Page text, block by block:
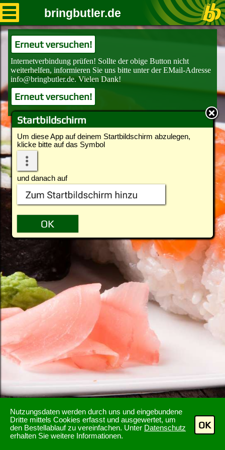
Nutzungsdaten werden durch uns und eingebundene
Dritte mittels Cookies erfasst und ausgewertet, um
den Bestellablauf zu vereinfachen. Unter Datenschutz
erhalten Sie weitere Informationen.
OK
Startbildschirm
Um diese App auf deinem Startbildschirm abzulegen,
klicke bitte auf das Symbol
und danach auf
bringbutler.de
Erneut versuchen!
Erneut versuchen!